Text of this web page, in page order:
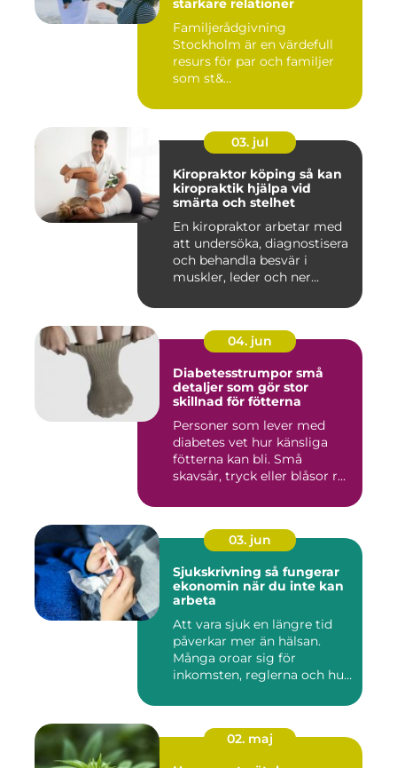
starkare relationer
Familjerådgivning
Stockholm är en värdefull
resurs för par och familjer
som st&...
03. jul
Kiropraktor köping så kan
kiropraktik hjälpa vid
smärta och stelhet
En kiropraktor arbetar med
att undersöka, diagnostisera
och behandla besvär i
muskler, leder och ner...
04. jun
Diabetesstrumpor små
detaljer som gör stor
skillnad för fötterna
Personer som lever med
diabetes vet hur känsliga
fötterna kan bli. Små
skavsår, tryck eller blåsor r...
03. jun
Sjukskrivning så fungerar
ekonomin när du inte kan
arbeta
Att vara sjuk en längre tid
påverkar mer än hälsan.
Många oroar sig för
inkomsten, reglerna och hur
02. maj